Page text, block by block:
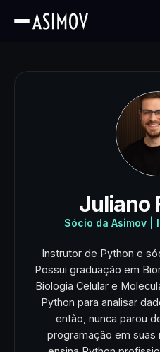
Juliano
Sócio da Asimov |
Instrutor de Python e
Possui graduação em
Biologia Celular e
Python para analisar
então, nunca parou
programação em suas